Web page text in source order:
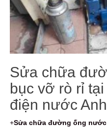
Sửa chữa
bục vỡ rò rỉ
điện nước
+Sửa chữa đường ống nước